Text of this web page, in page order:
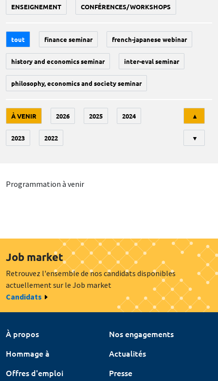
ENSEIGNEMENT CONFÉRENCES/WORKSHOPS
tout finance seminar french-japanese webinar
history and economics seminar inter-eval seminar
philosophy, economics and society seminar
À VENIR 2026 2025 2024
2023 2022
▲
▼
Programmation à venir
Job market
Retrouvez l'ensemble de nos candidats disponibles
actuellement sur le Job market
Candidats
À propos
Nos engagements
Hommage à
Actualités
Offres d'emploi
Presse